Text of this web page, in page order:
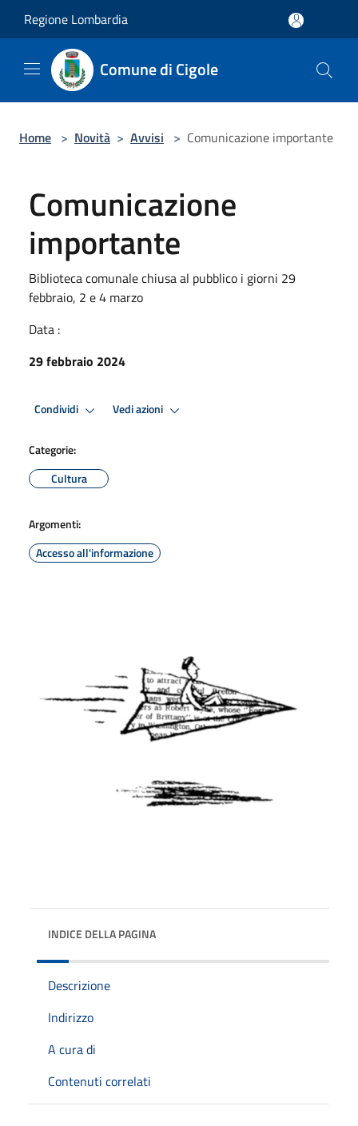
Regione Lombardia
Comune di Cigole
Home > Novità > Avvisi > Comunicazione importante
Comunicazione
importante
Biblioteca comunale chiusa al pubblico i giorni 29
febbraio, 2 e 4 marzo
Data :
29 febbraio 2024
Condividi Vedi azioni
Categorie:
Cultura
Argomenti:
Accesso all'informazione
INDICE DELLA PAGINA
Descrizione
Indirizzo
A cura di
Contenuti correlati